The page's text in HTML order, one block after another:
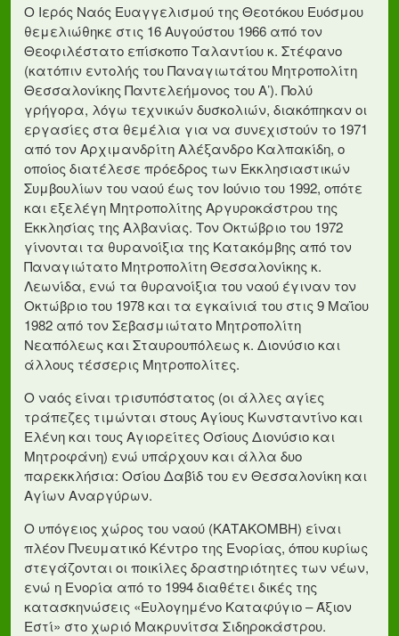
Ο Ιερός Ναός Ευαγγελισμού της Θεοτόκου Ευόσμου
θεμελιώθηκε στις 16 Αυγούστου 1966 από τον
Θεοφιλέστατο επίσκοπο Ταλαντίου κ. Στέφανο
(κατόπιν εντολής του Παναγιωτάτου Μητροπολίτη
Θεσσαλονίκης Παντελεήμονος του Α’). Πολύ
γρήγορα, λόγω τεχνικών δυσκολιών, διακόπηκαν οι
εργασίες στα θεμέλια για να συνεχιστούν το 1971
από τον Αρχιμανδρίτη Αλέξανδρο Καλπακίδη, ο
οποίος διατέλεσε πρόεδρος των Εκκλησιαστικών
Συμβουλίων του ναού έως τον Ιούνιο του 1992, οπότε
και εξελέγη Μητροπολίτης Αργυροκάστρου της
Εκκλησίας της Αλβανίας. Τον Οκτώβριο του 1972
γίνονται τα θυρανοίξια της Κατακόμβης από τον
Παναγιώτατο Μητροπολίτη Θεσσαλονίκης κ.
Λεωνίδα, ενώ τα θυρανοίξια του ναού έγιναν τον
Οκτώβριο του 1978 και τα εγκαίνιά του στις 9 Μαΐου
1982 από τον Σεβασμιώτατο Μητροπολίτη
Νεαπόλεως και Σταυρουπόλεως κ. Διονύσιο και
άλλους τέσσερις Μητροπολίτες.
Ο ναός είναι τρισυπόστατος (οι άλλες αγίες
τράπεζες τιμώνται στους Αγίους Κωνσταντίνο και
Ελένη και τους Αγιορείτες Οσίους Διονύσιο και
Μητροφάνη) ενώ υπάρχουν και άλλα δυο
παρεκκλήσια: Οσίου Δαβίδ του εν Θεσσαλονίκη και
Αγίων Αναργύρων.
Ο υπόγειος χώρος του ναού (ΚΑΤΑΚΟΜΒΗ) είναι
πλέον Πνευματικό Κέντρο της Ενορίας, όπου κυρίως
στεγάζονται οι ποικίλες δραστηριότητες των νέων,
ενώ η Ενορία από το 1994 διαθέτει δικές της
κατασκηνώσεις «Ευλογημένο Καταφύγιο – Άξιον
Εστί» στο χωριό Μακρυνίτσα Σιδηροκάστρου.